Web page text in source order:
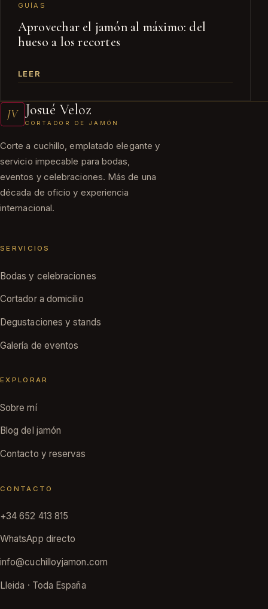
GUÍAS
Aprovechar el jamón al máximo: del
hueso a los recortes
LEER
JV Josué Veloz
CORTADOR DE JAMÓN
Corte a cuchillo, emplatado elegante y
servicio impecable para bodas,
eventos y celebraciones. Más de una
década de oficio y experiencia
internacional.
SERVICIOS
Bodas y celebraciones
Cortador a domicilio
Degustaciones y stands
Galería de eventos
EXPLORAR
Sobre mí
Blog del jamón
Contacto y reservas
CONTACTO
+34 652 413 815
WhatsApp directo
info@cuchilloyjamon.com
Lleida · Toda España